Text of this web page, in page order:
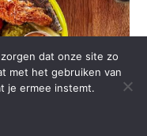
dat onze site zo
met het gebruiken van
je ermee instemt.